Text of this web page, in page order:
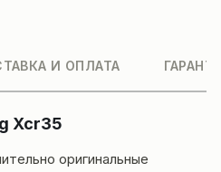
И ОПЛАТА
Xcr35
оригинальные